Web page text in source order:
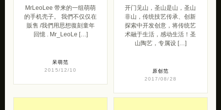
MrLeoLee 带来的一组萌萌
的手机壳子。 我們不仅仅在
販售 /我們用思想復刻童年
回憶 . Mr_LeoLe […]
呆萌范
2015/12/10
开门见山，圣山是山，圣山
非山，传统技艺传承、创新
探索中开发创意，将传统艺
术融于生活，感动生活！圣
山陶艺，专属设 […]
原创范
2017/08/28